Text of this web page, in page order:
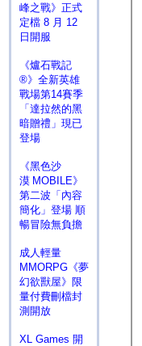
峰之戰》正式
定檔 8 月 12
日開服
《爐石戰記
®》全新英雄
戰場第14賽季
「達拉然的黑
暗贈禮」現已
登場
《黑色沙
漠 MOBILE》
第二波「內容
簡化」登場 順
暢冒險無負擔
成人輕量
MMORPG《夢
幻欲獸屋》限
量付費刪檔封
測開放
XL Games 開